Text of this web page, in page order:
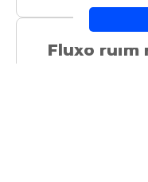
Fluxo ruim